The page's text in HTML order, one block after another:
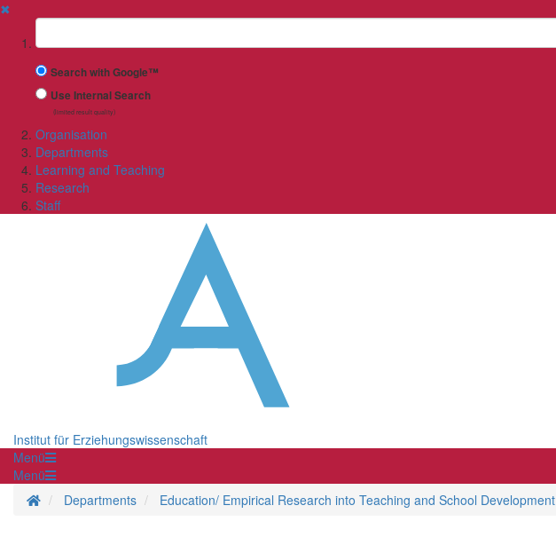
✖
Suchbegriff
Search with Google™
Use Internal Search
(limited result quality)
Organisation
Departments
Learning and Teaching
Research
Staff
Institut für Erziehungswissenschaft
Menü
Menü
Homepage
Departments Education/ Empirical Research into Teaching and School Development